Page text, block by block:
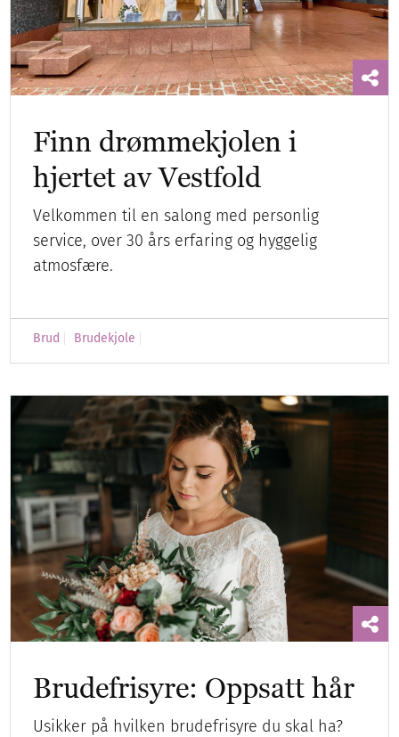
Finn drømmekjolen i
hjertet av Vestfold
Velkommen til en salong med personlig
service, over 30 års erfaring og hyggelig
atmosfære.
Brud Brudekjole
Brudefrisyre: Oppsatt hår
Usikker på hvilken brudefrisyre du skal ha?